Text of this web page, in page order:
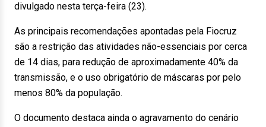
divulgado nesta terça-feira (23).
As principais recomendações apontadas pela Fiocruz
são a restrição das atividades não-essenciais por cerca
de 14 dias, para redução de aproximadamente 40% da
transmissão, e o uso obrigatório de máscaras por pelo
menos 80% da população.
O documento destaca ainda o agravamento do cenário